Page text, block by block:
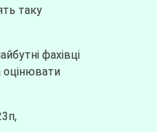
таку
фахівці
оцінювати